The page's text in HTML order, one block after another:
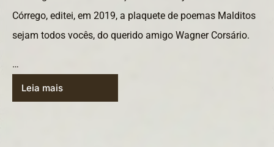
Córrego, editei, em 2019, a plaquete de poemas Malditos
sejam todos vocês, do querido amigo Wagner Corsário.
…
Leia mais